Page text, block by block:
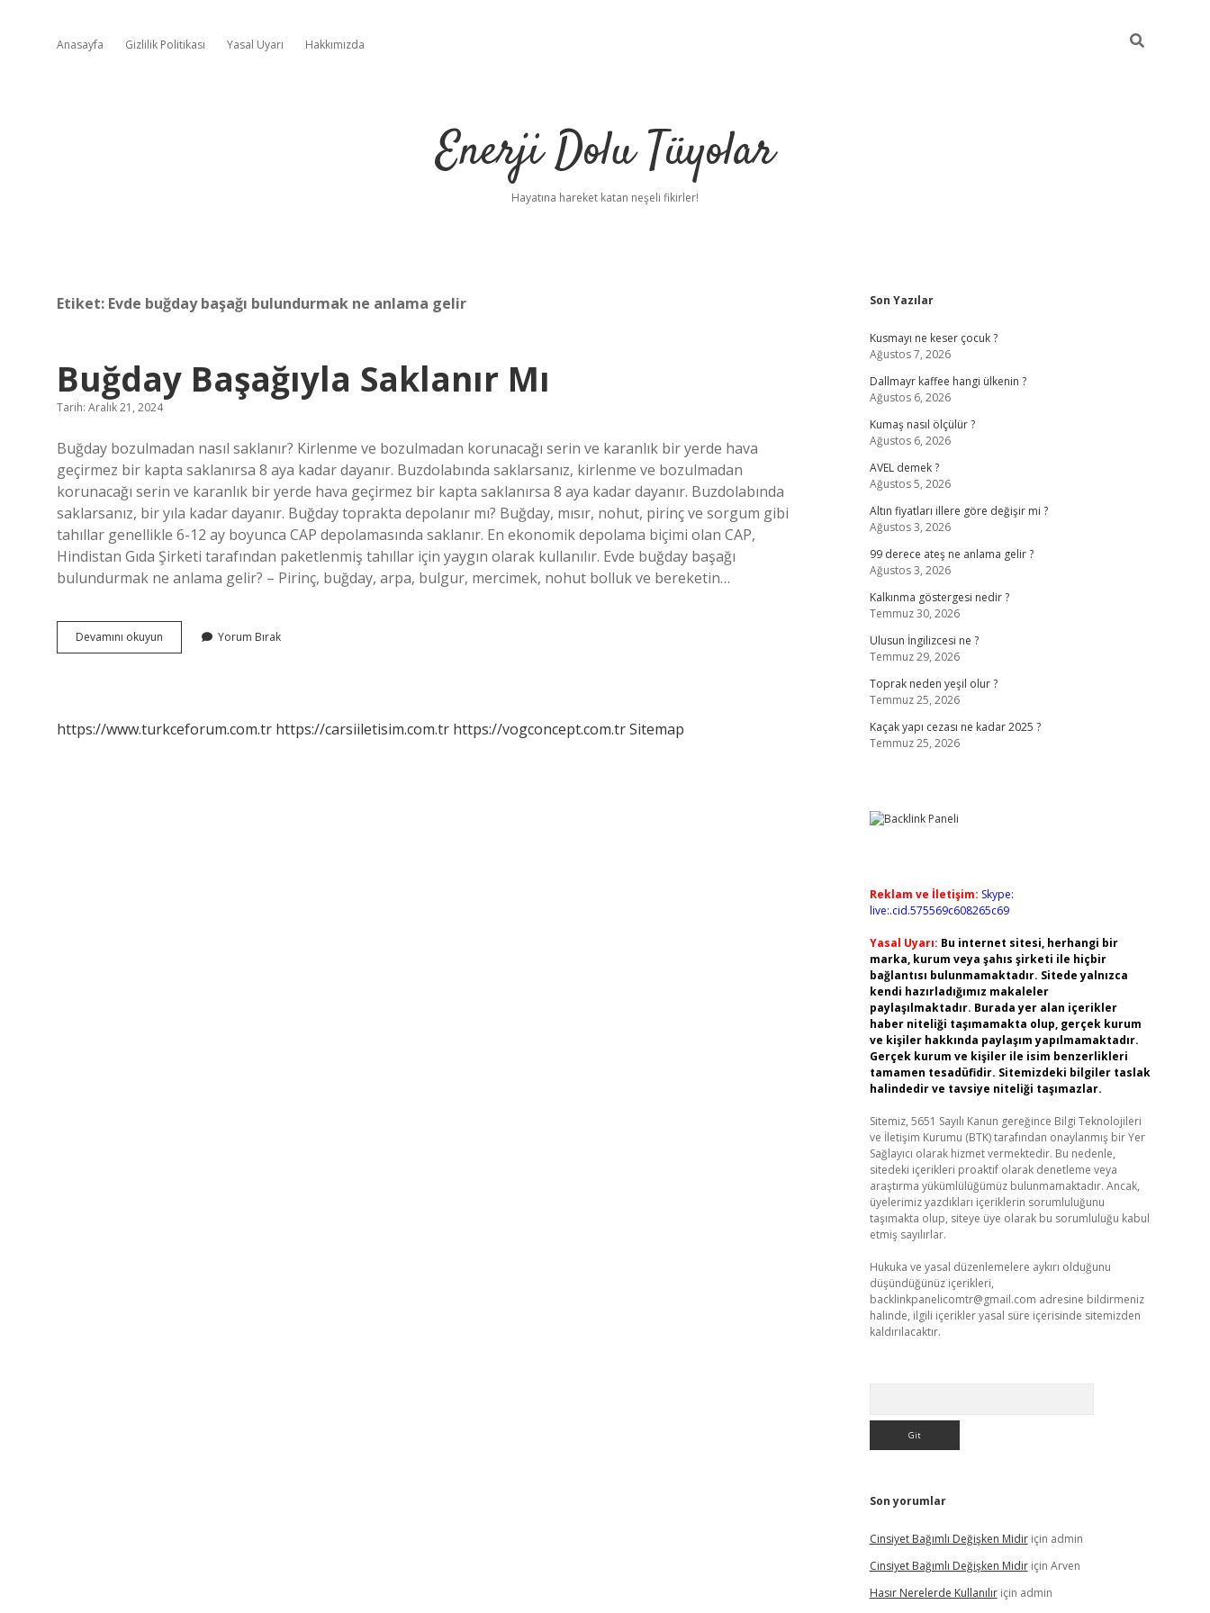
Anasayfa Gizlilik Politikası Yasal Uyarı Hakkımızda
Enerji Dolu Tüyolar
Hayatına hareket katan neşeli fikirler!
Etiket: Evde buğday başağı bulundurmak ne anlama gelir
Buğday Başağıyla Saklanır Mı
Tarih: Aralık 21, 2024
Buğday bozulmadan nasıl saklanır? Kirlenme ve bozulmadan korunacağı serin ve karanlık bir yerde hava
geçirmez bir kapta saklanırsa 8 aya kadar dayanır. Buzdolabında saklarsanız, kirlenme ve bozulmadan
korunacağı serin ve karanlık bir yerde hava geçirmez bir kapta saklanırsa 8 aya kadar dayanır. Buzdolabında
saklarsanız, bir yıla kadar dayanır. Buğday toprakta depolanır mı? Buğday, mısır, nohut, pirinç ve sorgum gibi
tahıllar genellikle 6-12 ay boyunca CAP depolamasında saklanır. En ekonomik depolama biçimi olan CAP,
Hindistan Gıda Şirketi tarafından paketlenmiş tahıllar için yaygın olarak kullanılır. Evde buğday başağı
bulundurmak ne anlama gelir? – Pirinç, buğday, arpa, bulgur, mercimek, nohut bolluk ve bereketin…
Devamını okuyun
Başağıyla
Yorum Bırak
https://www.turkceforum.com.tr https://carsiiletisim.com.tr https://vogconcept.com.trSitemap
Sidebar
Son Yazılar
Kusmayı ne keser çocuk ?
Ağustos 7, 2026
Dallmayr kaffee hangi ülkenin ?
Ağustos 6, 2026
Kumaş nasıl ölçülür ?
Ağustos 6, 2026
AVEL demek ?
Ağustos 5, 2026
Altın fiyatları illere göre değişir mi ?
Ağustos 3, 2026
99 derece ateş ne anlama gelir ?
Ağustos 3, 2026
Kalkınma göstergesi nedir ?
Temmuz 30, 2026
Ulusun İngilizcesi ne ?
Temmuz 29, 2026
Toprak neden yeşil olur ?
Temmuz 25, 2026
Kaçak yapı cezası ne kadar 2025 ?
Temmuz 25, 2026
Reklam ve İletişim: Skype:
live:.cid.575569c608265c69
Yasal Uyarı: Bu internet sitesi, herhangi bir
marka, kurum veya şahıs şirketi ile hiçbir
bağlantısı bulunmamaktadır. Sitede yalnızca
kendi hazırladığımız makaleler
paylaşılmaktadır. Burada yer alan içerikler
haber niteliği taşımamakta olup, gerçek kurum
ve kişiler hakkında paylaşım yapılmamaktadır.
Gerçek kurum ve kişiler ile isim benzerlikleri
tamamen tesadüfidir. Sitemizdeki bilgiler taslak
halindedir ve tavsiye niteliği taşımazlar.
Sitemiz, 5651 Sayılı Kanun gereğince Bilgi Teknolojileri
ve İletişim Kurumu (BTK) tarafından onaylanmış bir Yer
Sağlayıcı olarak hizmet vermektedir. Bu nedenle,
sitedeki içerikleri proaktif olarak denetleme veya
araştırma yükümlülüğümüz bulunmamaktadır. Ancak,
üyelerimiz yazdıkları içeriklerin sorumluluğunu
taşımakta olup, siteye üye olarak bu sorumluluğu kabul
etmiş sayılırlar.
Hukuka ve yasal düzenlemelere aykırı olduğunu
düşündüğünüz içerikleri,
backlinkpanelicomtr@gmail.com adresine bildirmeniz
halinde, ilgili içerikler yasal süre içerisinde sitemizden
kaldırılacaktır.
Son yorumlar
Cinsiyet Bağımlı Değişken Midiriçin admin
Cinsiyet Bağımlı Değişken Midiriçin Arven
Hasır Nerelerde Kullanılıriçin admin